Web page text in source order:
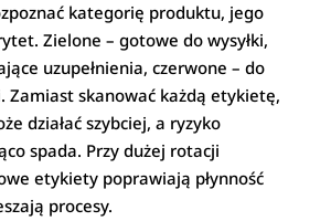
kategorię produktu, jego
Zielone – gotowe do wysyłki,
uzupełnienia, czerwone – do
Zamiast skanować każdą etykietę,
działać szybciej, a ryzyko
spada. Przy dużej rotacji
etykiety poprawiają płynność
procesy.